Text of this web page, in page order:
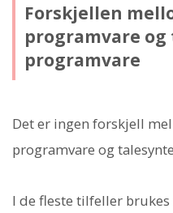
Forskjellen
programvare
programvare
Det er ingen forskjell
programvare og
I de fleste tilfeller